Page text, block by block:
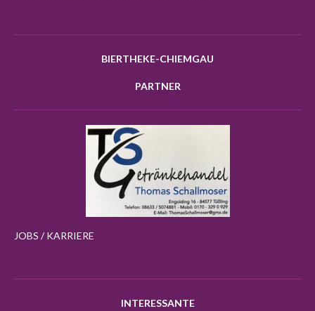
BIERTHEKE-CHIEMGAU
PARTNER
JOBS / KARRIERE
INTERESSANTE